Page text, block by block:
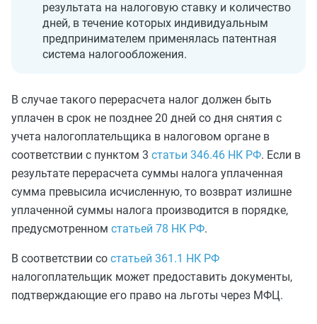
результата на налоговую ставку и количество
дней, в течение которых индивидуальным
предпринимателем применялась патентная
система налогообложения.
В случае такого перерасчета налог должен быть
уплачен в срок не позднее 20 дней со дня снятия с
учета налогоплательщика в налоговом органе в
соответствии с пунктом 3 статьи 346.46 НК РФ. Если в
результате перерасчета суммы налога уплаченная
сумма превысила исчисленную, то возврат излишне
уплаченной суммы налога производится в порядке,
предусмотренном статьей 78 НК РФ.
В соответствии со статьей 361.1 НК РФ
налогоплательщик может предоставить документы,
подтверждающие его право на льготы через МФЦ.